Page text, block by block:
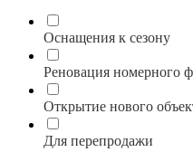
Оснащения к сезону
Реновация номерного
Открытие нового
Для перепродажи